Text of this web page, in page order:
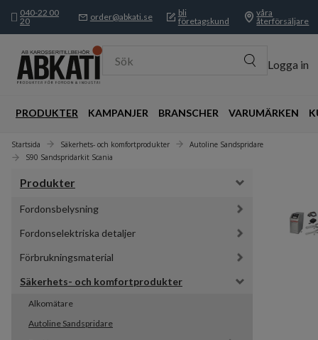
040-22 00
20
order@abkati.se
bli
företagskund
våra
återförsäljare
Sök Logga in
PRODUKTER KAMPANJER BRANSCHER VARUMÄRKEN
Startsida Säkerhets- och komfortprodukter
Autoline Sandspridare
S90 Sandspridarkit Scania
Produkter
Fordonsbelysning
Fordonselektriska detaljer
Förbrukningsmaterial
Säkerhets- och komfortprodukter
Alkomätare
Autoline Sandspridare